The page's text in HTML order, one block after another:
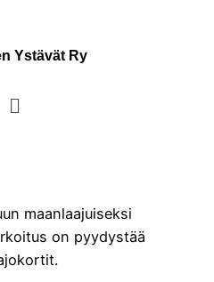
Ystävät Ry
maanlaajuiseksi
on pyydystää